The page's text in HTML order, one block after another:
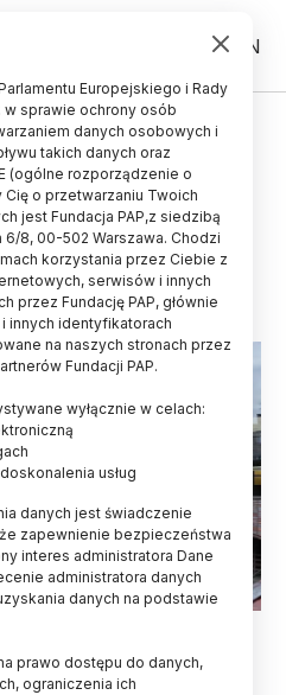
PL EN
budynek
Telewizji UŚ –
i Telewizji Uniwersytetu
Europejskiego i Rady
w sprawie ochrony osób
danych osobowych i
takich danych oraz
(ogólne rozporządzenie o
o przetwarzaniu Twoich
jest Fundacja PAP,z siedzibą
8, 00-502 Warszawa. Chodzi
korzystania przez Ciebie z
serwisów i innych
przez Fundację PAP, głównie
innych identyfikatorach
na naszych stronach przez
Fundacji PAP.
wyłącznie w celach:
usług
danych jest świadczenie
zapewnienie bezpieczeństwa
interes administratora Dane
administratora danych
danych na podstawie
prawo dostępu do danych,
ograniczenia ich